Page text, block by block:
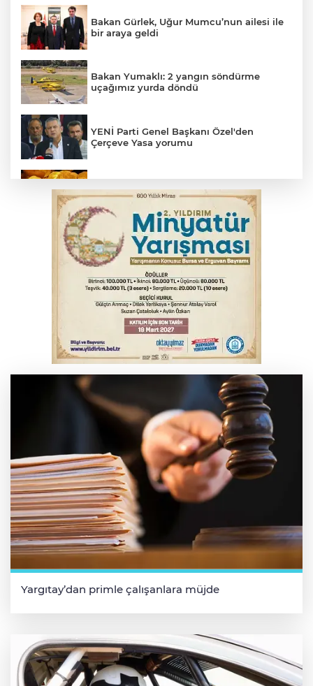
Bakan Gürlek, Uğur Mumcu’nun ailesi ile
bir araya geldi
Bakan Yumaklı: 2 yangın söndürme
uçağımız yurda döndü
YENİ Parti Genel Başkanı Özel'den
Çerçeve Yasa yorumu
Serbest piyasada altın fiyatları...
MSB: YAŞ kararları devletimize ve
milletimize hayırlı olsun
Osmangazi’de kaldırım işgaline geçit yok
Osmangazi’de iş arayanlara destek
Yargıtay’dan primle çalışanlara müjde